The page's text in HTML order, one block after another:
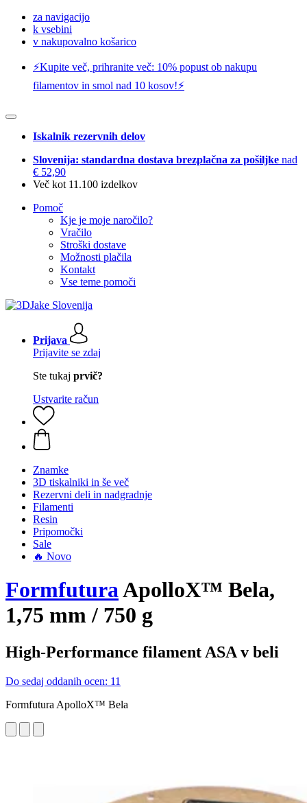
za navigacijo
k vsebini
v nakupovalno košarico
⚡️Kupite več, prihranite več: 10% popust ob nakupu
filamentov in smol nad 10 kosov!⚡️
Iskalnik rezervnih delov
Slovenija: standardna dostava brezplačna za pošiljke nad
€ 52,90
Več kot 11.100 izdelkov
Pomoč
Kje je moje naročilo?
Vračilo
Stroški dostave
Možnosti plačila
Kontakt
Vse teme pomoči
Prijava
Prijavite se zdaj
Ste tukaj prvič?
Ustvarite račun
Znamke
3D tiskalniki in še več
Rezervni deli in nadgradnje
Filamenti
Resin
Pripomočki
Sale
🔥 Novo
FormfuturaApolloX™ Bela,
1,75 mm / 750 g
High-Performance filament ASA v beli
Do sedaj oddanih ocen: 11
Formfutura ApolloX™ Bela